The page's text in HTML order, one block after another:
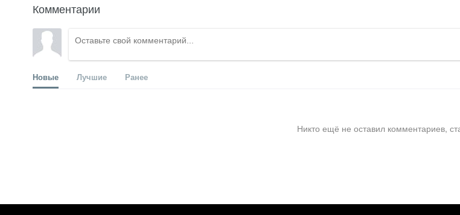
Комментарии
Новые Лучшие Ранее
Никто ещё не оставил комментариев,